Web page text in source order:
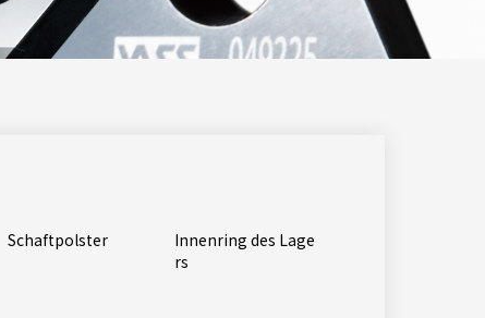
Schaftpolster
Innenring des Lage
rs